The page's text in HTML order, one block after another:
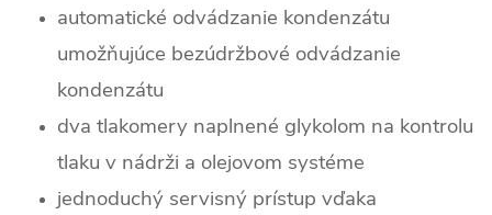
automatické odvádzanie kondenzátu
umožňujúce bezúdržbové odvádzanie
kondenzátu
dva tlakomery naplnené glykolom na kontrolu
tlaku v nádrži a olejovom systéme
jednoduchý servisný prístup vďaka